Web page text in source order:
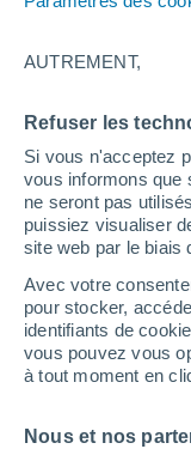
AUTREMENT,
Refuser les
Si vous n'acceptez
vous informons que
ne seront pas
puissiez visualiser
site web par le biais
Avec votre
pour stocker,
identifiants de
vous pouvez vous
à tout moment en
Nous et nos